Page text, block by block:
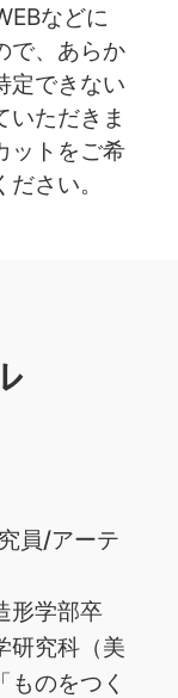
などに
で、あらか
定できない
いただきま
ットをご希
さい。
員/アーテ
形学部卒
研究科（美
のをつく